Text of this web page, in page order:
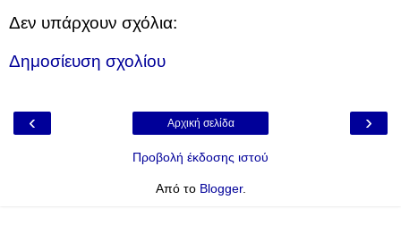
Δεν υπάρχουν σχόλια:
Δημοσίευση σχολίου
‹ ›
Αρχική σελίδα
Προβολή έκδοσης ιστού
Από το Blogger.